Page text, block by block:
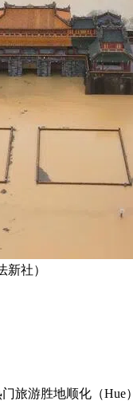
社）
旅游胜地顺化（Hue